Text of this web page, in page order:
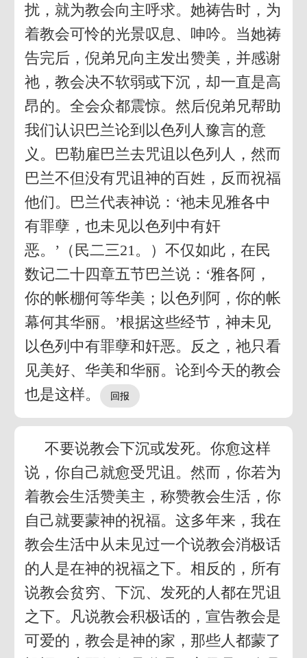
扰，就为教会向主呼求。她祷告时，为
着教会可怜的光景叹息、呻吟。当她祷
告完后，倪弟兄向主发出赞美，并感谢
祂，教会决不软弱或下沉，却一直是高
昂的。全会众都震惊。然后倪弟兄帮助
我们认识巴兰论到以色列人豫言的意
义。巴勒雇巴兰去咒诅以色列人，然而
巴兰不但没有咒诅神的百姓，反而祝福
他们。巴兰代表神说：‘祂未见雅各中
有罪孽，也未见以色列中有奸
恶。’（民二三21。）不仅如此，在民
数记二十四章五节巴兰说：‘雅各阿，
你的帐棚何等华美；以色列阿，你的帐
幕何其华丽。’根据这些经节，神未见
以色列中有罪孽和奸恶。反之，祂只看
见美好、华美和华丽。论到今天的教会
也是这样。
不要说教会下沉或发死。你愈这样
说，你自己就愈受咒诅。然而，你若为
着教会生活赞美主，称赞教会生活，你
自己就要蒙神的祝福。这多年来，我在
教会生活中从未见过一个说教会消极话
的人是在神的祝福之下。相反的，所有
说教会贫穷、下沉、发死的人都在咒诅
之下。凡说教会积极话的，宣告教会是
可爱的，教会是神的家，那些人都蒙了